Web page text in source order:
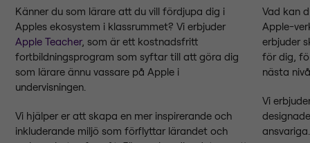
Känner du som lärare att du vill fördjupa dig i
Apples ekosystem i klassrummet? Vi erbjuder
Apple Teacher, som är ett kostnadsfritt
fortbildningsprogram som syftar till att göra dig
som lärare ännu vassare på Apple i
undervisningen.
Vi hjälper er att skapa en mer inspirerande och
inkluderande miljö som förflyttar lärandet och
Vad kan
Apple-
erbjuder
för dig,
nästa
Vi
ansvariga.